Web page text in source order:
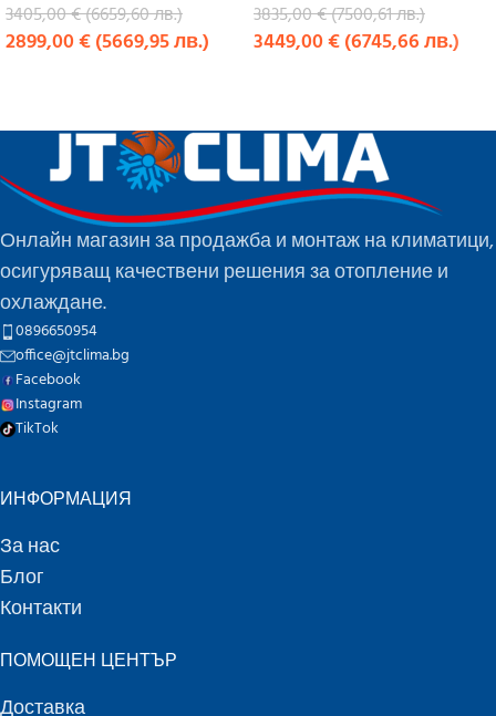
3405,00€(6659,60лв.)
2899,00€(5669,95лв.)
3835,00€(7500,61лв.)
3449,00€(6745,66лв.)
Онлайн магазин за продажба и монтаж на климатици,
осигуряващ качествени решения за отопление и
охлаждане.
0896650954
office@jtclima.bg
Facebook
Instagram
TikTok
ИНФОРМАЦИЯ
За нас
Блог
Контакти
ПОМОЩЕН ЦЕНТЪР
Доставка